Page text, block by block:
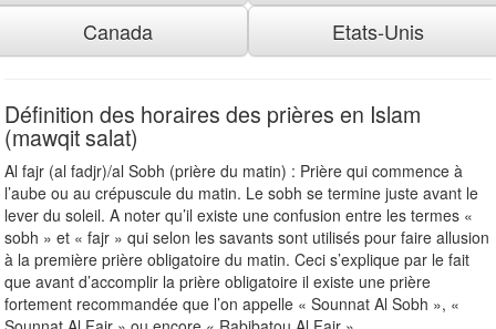
Canada
Etats-Unis
Définition des horaires des prières en Islam
(mawqit salat)
Al fajr (al fadjr)/al Sobh (prière du matin) : Prière qui commence à
l’aube ou au crépuscule du matin. Le sobh se termine juste avant le
lever du soleil. A noter qu’il existe une confusion entre les termes «
sobh » et « fajr » qui selon les savants sont utilisés pour faire allusion
à la première prière obligatoire du matin. Ceci s’explique par le fait
que avant d’accomplir la prière obligatoire il existe une prière
fortement recommandée que l’on appelle « Sounnat Al Sobh », «